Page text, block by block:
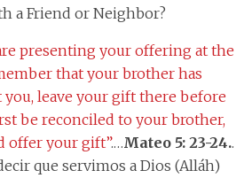
a Friend or Neighbor?
presenting your offering at the
that your brother has
leave your gift there before
be reconciled to your brother,
offer your gift”.…Mateo 5: 23-24..
que servimos a Dios (Alláh)